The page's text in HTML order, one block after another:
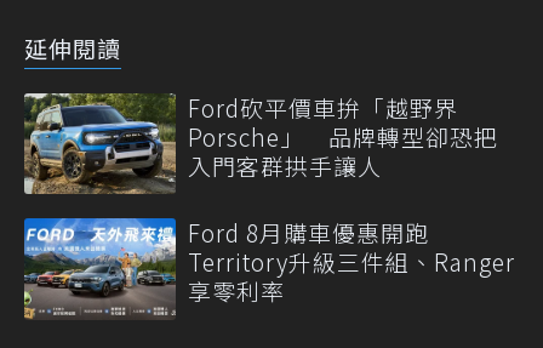
延伸閱讀
Ford砍平價車拚「越野界
Porsche」 品牌轉型卻恐把
入門客群拱手讓人
Ford 8月購車優惠開跑
Territory升級三件組、Ranger
享零利率